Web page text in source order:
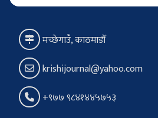
मच्छेगाउँ, काठमाडौँ
krishijournal@yahoo.com
+९७७ ९८४१४४५७५३